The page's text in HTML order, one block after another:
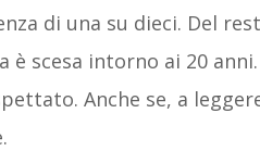
di una su dieci. Del
è scesa intorno ai 20
Anche se, a